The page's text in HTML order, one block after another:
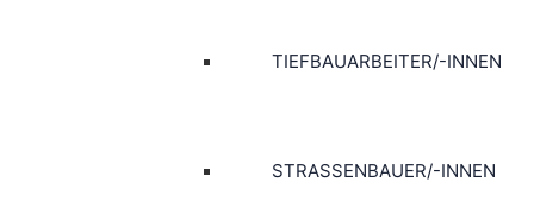
TIEFBAUARBEITER/-INNEN
STRASSENBAUER/-INNEN